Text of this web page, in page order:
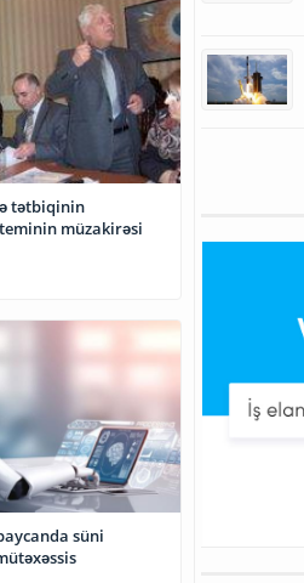
tətbiqinin
müzakirəsi
süni